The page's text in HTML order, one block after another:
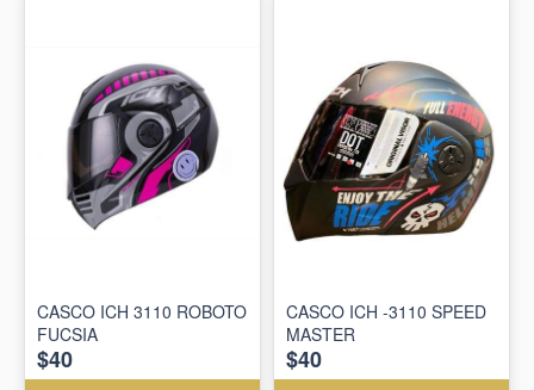
CASCO ICH 3110 ROBOTO
FUCSIA
$40
CASCO ICH -3110 SPEED
MASTER
$40